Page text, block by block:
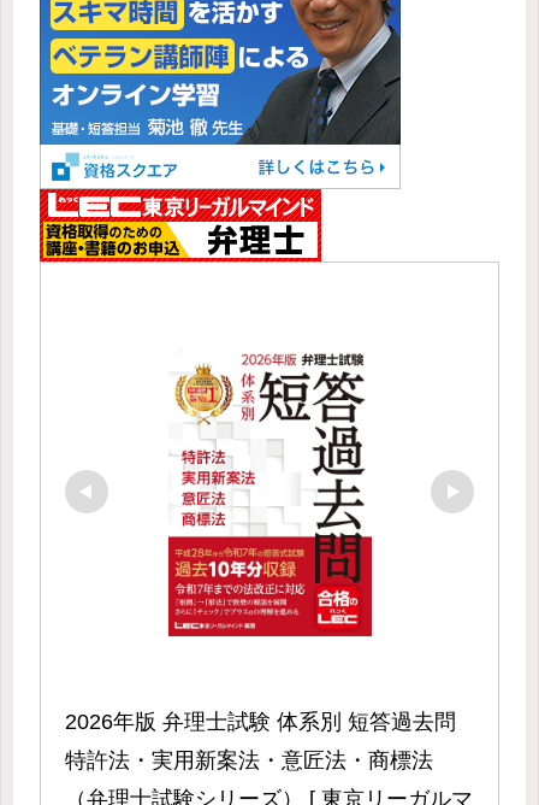
2026年版 弁理士試験 体系別 短答過去問
特許法・実用新案法・意匠法・商標法
（弁理士試験シリーズ） [ 東京リーガルマ